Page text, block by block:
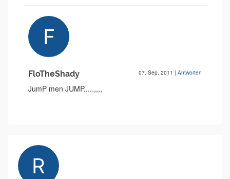
FloTheShady 07. Sep. 2011 | Antworten
JumP men JUMP.....,,,,